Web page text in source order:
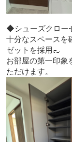
◆シューズクロー
十分なスペースを
ゼットを採用👞
お部屋の第一印象
ただけます。